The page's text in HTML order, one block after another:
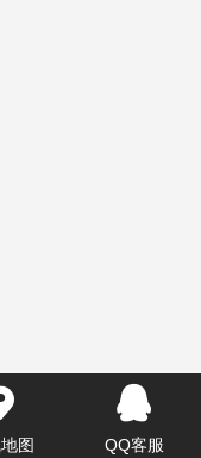
图 QQ客服